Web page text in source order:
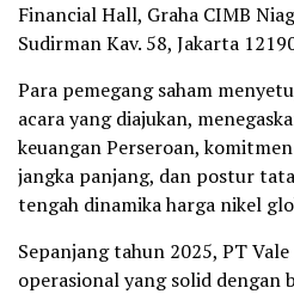
Financial Hall, Graha CIMB
Sudirman Kav. 58, Jakarta
Para pemegang saham
acara yang diajukan,
keuangan Perseroan,
jangka panjang, dan postur
tengah dinamika harga nikel
Sepanjang tahun 2025, PT
operasional yang solid dengan